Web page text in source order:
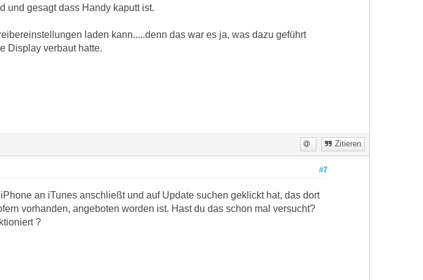
und gesagt dass Handy kaputt ist.
laden kann.....denn das war es ja, was dazu geführt
Display verbaut hatte.
Zitieren
#7
an iTunes anschließt und auf Update suchen geklickt hat, das dort
vorhanden, angeboten worden ist. Hast du das schon mal versucht?
?